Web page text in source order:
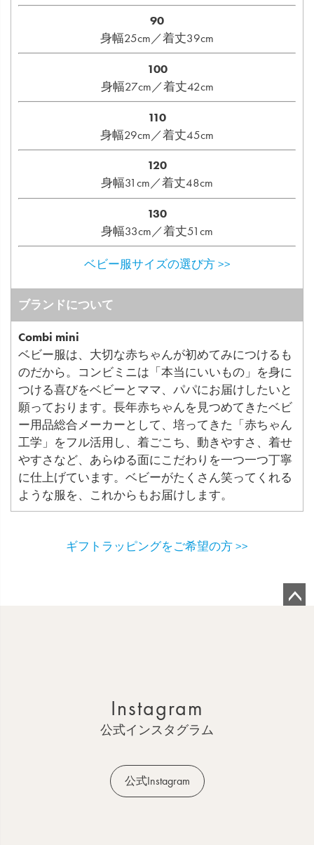
90
身幅25cm／着丈39cm
100
身幅27cm／着丈42cm
110
身幅29cm／着丈45cm
120
身幅31cm／着丈48cm
130
身幅33cm／着丈51cm
ベビー服サイズの選び方 >>
ブランドについて
Combi mini
ベビー服は、大切な赤ちゃんが初めてみにつけるも
のだから。コンビミニは「本当にいいもの」を身に
つける喜びをベビーとママ、パパにお届けしたいと
願っております。長年赤ちゃんを見つめてきたベビ
ー用品総合メーカーとして、培ってきた「赤ちゃん
工学」をフル活用し、着ごこち、動きやすさ、着せ
やすさなど、あらゆる面にこだわりを一つ一つ丁寧
に仕上げています。ベビーがたくさん笑ってくれる
ような服を、これからもお届けします。
ギフトラッピングをご希望の方 >>
Instagram
公式インスタグラム
公式Instagram